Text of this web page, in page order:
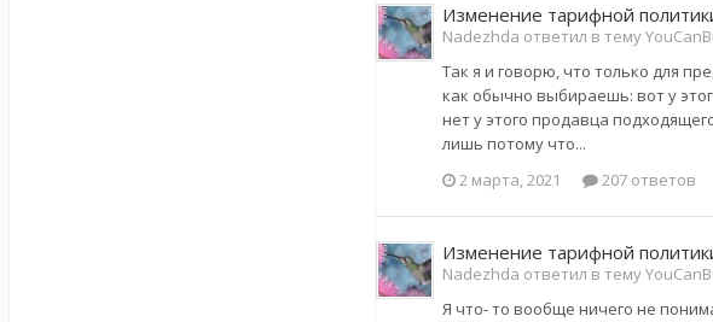
Изменение тарифной
Nadezhda ответил в тему
Так я и говорю, что только для
как обычно выбираешь: вот у
нет у этого продавца
лишь потому что...
2 марта, 2021
207 ответов
Изменение тарифной
Nadezhda ответил в тему
Я что- то вообще ничего не